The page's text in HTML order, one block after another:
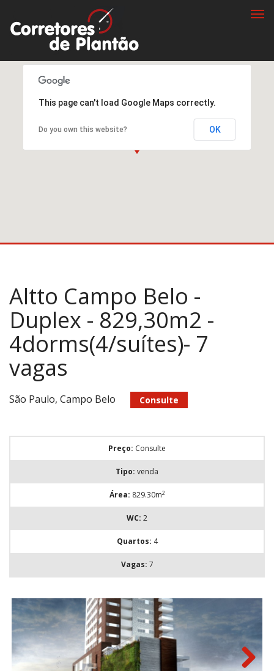
This page can't load Google Maps correctly.
Do you own this website? OK
Altto Campo Belo -
Duplex - 829,30m2 -
4dorms(4/suítes)- 7
vagas
São Paulo, Campo Belo Consulte
Preço: Consulte
Tipo: venda
Área: 829.30m2
WC: 2
Quartos: 4
Vagas: 7